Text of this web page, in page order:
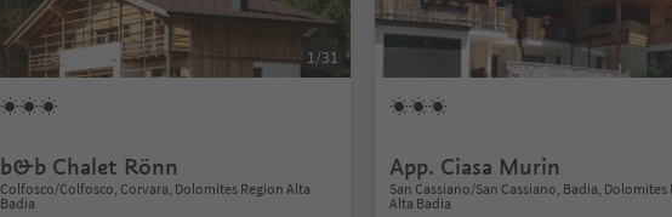
1/31
b&b Chalet Rönn
Colfosco/Colfosco, Corvara, Dolomites Region Alta
Badia
App. Ciasa Murin
San Cassiano/San Cassiano, Badia, Dolomites
Alta Badia